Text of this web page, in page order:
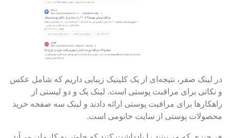
در لینک صفر، نتیجه‌ای از یک کلینیک زیبایی داریم که شامل عکس
و نکاتی برای مراقبت پوستی است. لینک یک و دو لیستی از
راهکارها برای مراقبت پوستی ارائه دادند و لینک سه صفحه خرید
محصولات پوستی از سایت خانومی است.